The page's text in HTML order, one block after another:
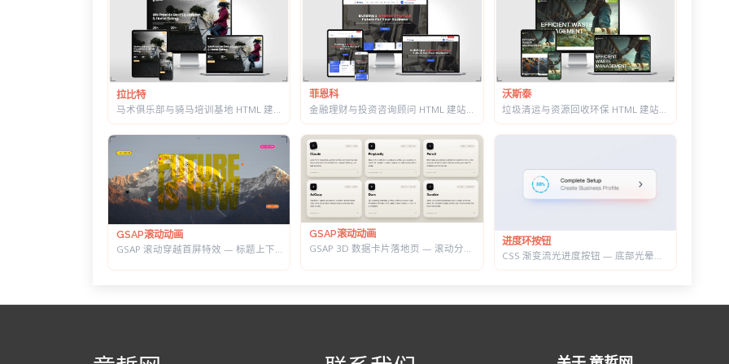
拉比特
菲恩科
沃斯泰
GSAP滚动动画
GSAP 滚动穿越首屏特效 — 标题上下分离，背景图迎面推近的 Y2K 风格
GSAP滚动动画
进度环按钮
CSS 渐变流光进度按钮 — 底部光晕描边，悬停自动涨进度